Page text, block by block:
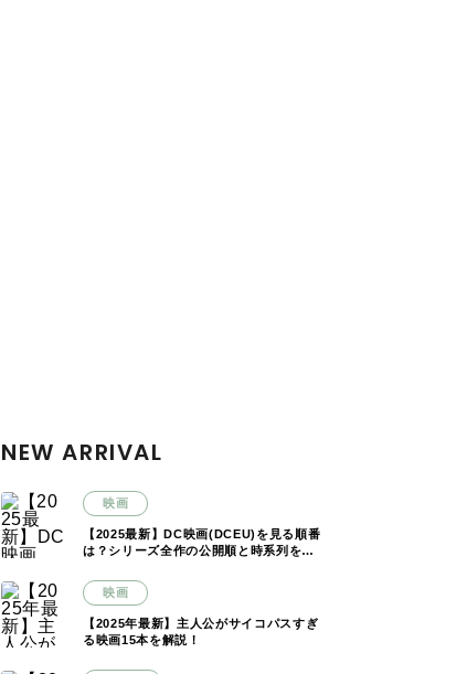
NEW ARRIVAL
映画
【2025最新】DC映画(DCEU)を見る順番
は？シリーズ全作の公開順と時系列を解
映画
【2025年最新】主人公がサイコパスすぎ
る映画15本を解説！